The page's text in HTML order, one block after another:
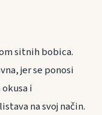
sitnih bobica.
jer se ponosi
i
na svoj način.